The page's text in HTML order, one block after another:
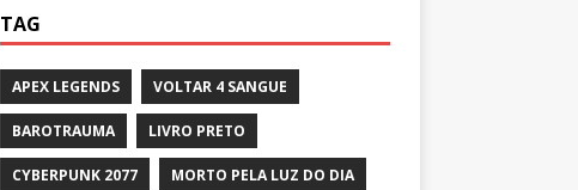
TAG
APEX LEGENDS VOLTAR 4 SANGUE
BAROTRAUMA LIVRO PRETO
CYBERPUNK 2077 MORTO PELA LUZ DO DIA